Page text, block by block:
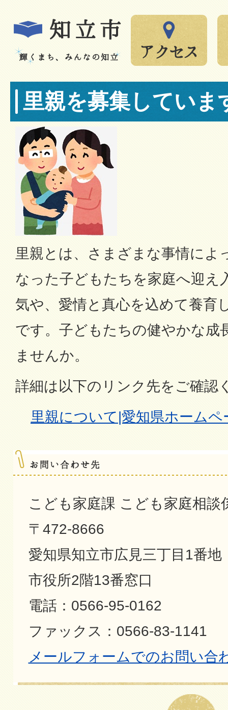
里親を募集していま
里親とは、さまざまな事情によ
なった子どもたちを家庭へ迎え
気や、愛情と真心を込めて養育
です。子どもたちの健やかな成
ませんか。
詳細は以下のリンク先をご確認
里親について|愛知県ホームペ
こども家庭課 こども家庭相談
〒472-8666
愛知県知立市広見三丁目1番地
市役所2階13番窓口
電話：0566-95-0162
ファックス：0566-83-1141
メールフォームでのお問い合